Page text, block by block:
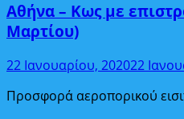
Αθήνα – Κως με
Μαρτίου)
22 Ιανουαρίου, 202022
Προσφορά αεροπορικού